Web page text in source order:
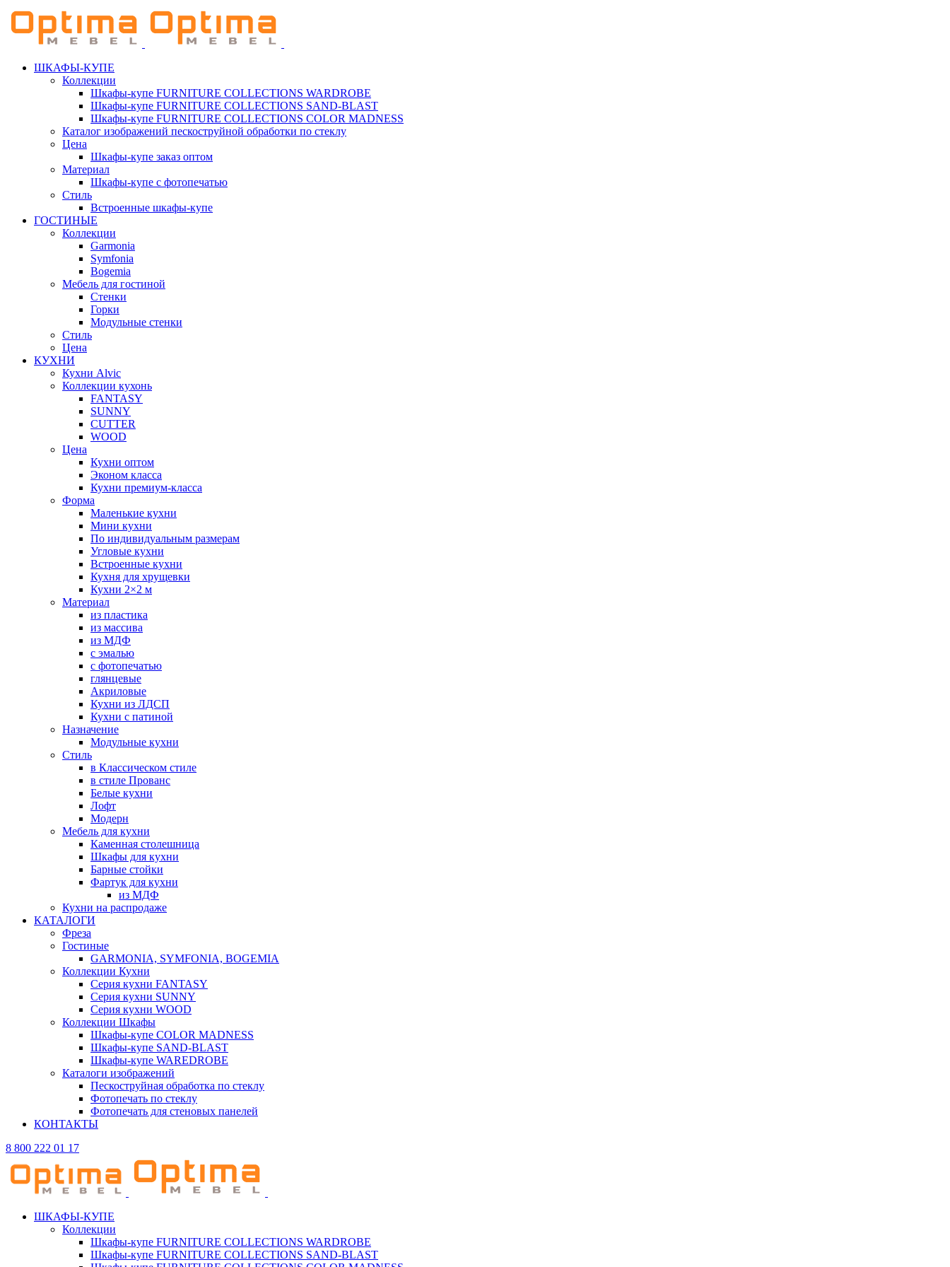
ШКАФЫ-КУПЕ
Коллекции
Шкафы-купе FURNITURE COLLECTIONS WARDROBE
Шкафы-купе FURNITURE COLLECTIONS SAND-BLAST
Шкафы-купе FURNITURE COLLECTIONS COLOR MADNESS
Каталог изображений пескоструйной обработки по стеклу
Цена
Шкафы-купе заказ оптом
Материал
Шкафы-купе с фотопечатью
Стиль
Встроенные шкафы-купе
ГОСТИНЫЕ
Коллекции
Garmonia
Symfonia
Bogemia
Мебель для гостиной
Стенки
Горки
Модульные стенки
Стиль
Цена
КУХНИ
Кухни Alvic
Коллекции кухонь
FANTASY
SUNNY
CUTTER
WOOD
Цена
Кухни оптом
Эконом класса
Кухни премиум-класса
Форма
Маленькие кухни
Мини кухни
По индивидуальным размерам
Угловые кухни
Встроенные кухни
Кухня для хрущевки
Кухни 2×2 м
Материал
из пластика
из массива
из МДФ
с эмалью
с фотопечатью
глянцевые
Акриловые
Кухни из ЛДСП
Кухни с патиной
Назначение
Модульные кухни
Стиль
в Классическом стиле
в стиле Прованс
Белые кухни
Лофт
Модерн
Мебель для кухни
Каменная столешница
Шкафы для кухни
Барные стойки
Фартук для кухни
из МДФ
Кухни на распродаже
КАТАЛОГИ
Фреза
Гостиные
GARMONIA, SYMFONIA, BOGEMIA
Коллекции Кухни
Серия кухни FANTASY
Серия кухни SUNNY
Серия кухни WOOD
Коллекции Шкафы
Шкафы-купе COLOR MADNESS
Шкафы-купе SAND-BLAST
Шкафы-купе WAREDROBE
Каталоги изображений
Пескоструйная обработка по стеклу
Фотопечать по стеклу
Фотопечать для стеновых панелей
КОНТАКТЫ
8 800 222 01 17
ШКАФЫ-КУПЕ
Коллекции
Шкафы-купе FURNITURE COLLECTIONS WARDROBE
Шкафы-купе FURNITURE COLLECTIONS SAND-BLAST